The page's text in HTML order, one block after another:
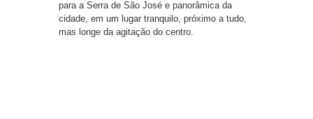
para a Serra de São José e panorâmica da
cidade, em um lugar tranquilo, próximo a tudo,
mas longe da agitação do centro.